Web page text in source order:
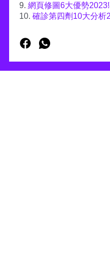
9. 網頁修圖6大優勢
10. 確診第四劑10大分析